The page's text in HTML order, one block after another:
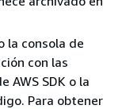
la consola de
con las
AWS SDK o la
Para obtener